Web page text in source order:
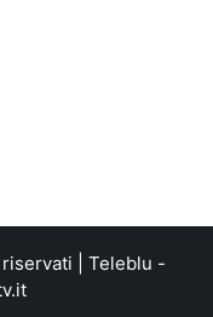
| Teleblu -